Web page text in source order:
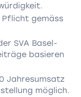
Pflicht gemäss
SVA Basel-
basieren
Jahresumsatz
möglich.